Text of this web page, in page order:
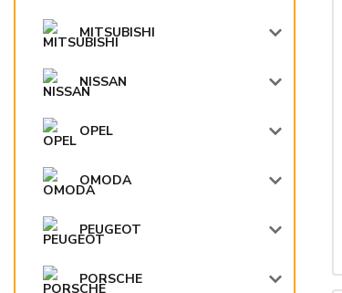
MITSUBISHI
NISSAN
OPEL
OMODA
PEUGEOT
PORSCHE